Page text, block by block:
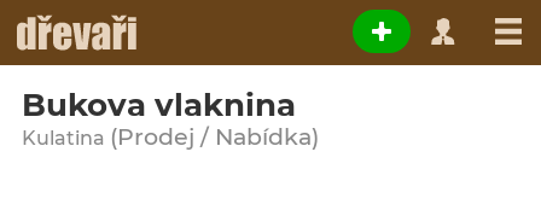
Bukova vlaknina
Kulatina (Prodej / Nabídka)